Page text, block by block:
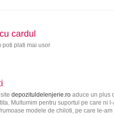
cardul
poti plati mai usor
depozituldelenjerie.roaduce un plus
Multumim pentru suportul pe care ni
modele de chiloti, pe care le-